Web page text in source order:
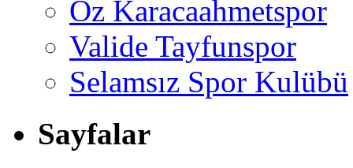
Öz Karacaahmetspor
Valide Tayfunspor
Selamsız Spor Kulübü
Sayfalar